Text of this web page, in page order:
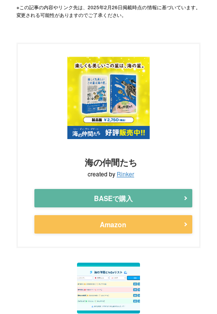
※この記事の内容やリンク先は、2025年2月26日掲載時点の情報に基づいています。
変更される可能性がありますのでご了承ください。
海の仲間たち
created by Rinker
BASEで購入
Amazon